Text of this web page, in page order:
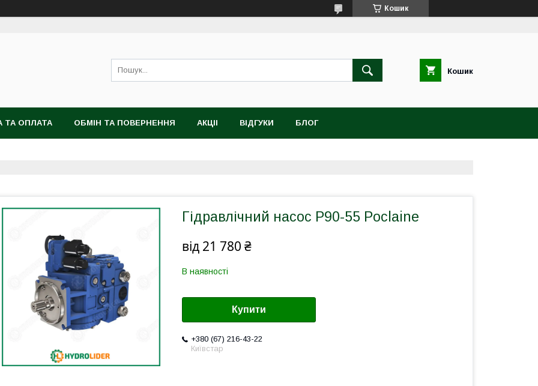
Кошик
Кошик
ТА ОПЛАТА ОБМІН ТА ПОВЕРНЕННЯ АКЦІІ ВІДГУКИ БЛОГ
Гідравлічний насос P90-55 Poclaine
від 21 780 ₴
В наявності
Купити
+380 (67) 216-43-22
Київстар